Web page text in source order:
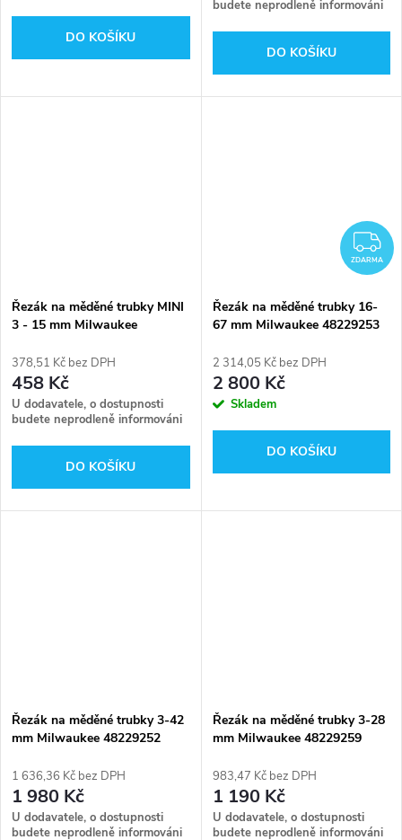
DO KOŠÍKU
budete neprodleně informováni
DO KOŠÍKU
Řezák na měděné trubky MINI
3 - 15 mm Milwaukee
378,51 Kč bez DPH
458 Kč
U dodavatele, o dostupnosti
budete neprodleně informováni
DO KOŠÍKU
ZDARMA
Řezák na měděné trubky 16-
67 mm Milwaukee 48229253
2 314,05 Kč bez DPH
2 800 Kč
Skladem
DO KOŠÍKU
Řezák na měděné trubky 3-42
mm Milwaukee 48229252
1 636,36 Kč bez DPH
1 980 Kč
U dodavatele, o dostupnosti
budete neprodleně informováni
Řezák na měděné trubky 3-28
mm Milwaukee 48229259
983,47 Kč bez DPH
1 190 Kč
U dodavatele, o dostupnosti
budete neprodleně informováni